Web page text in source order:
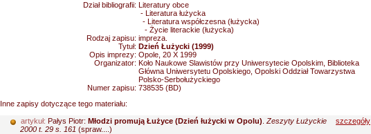
Dział bibliografii: Literatury obce
- Literatura łużycka
- Literatura współczesna (łużycka)
- Życie literackie (łużycka)
Rodzaj zapisu: impreza.
Tytuł: Dzień Łużycki (1999)
Opis imprezy: Opole, 20 X 1999
Organizator: Koło Naukowe Slawistów przy Uniwersytecie Opolskim, Biblioteka
Główna Uniwersytetu Opolskiego, Opolski Oddział Towarzystwa
Polsko-Serbołużyckiego
Numer zapisu: 738535 (BD)
Inne zapisy dotyczące tego materiału:
artykuł: Pałys Piotr: Młodzi promują Łużyce (Dzień łużycki w Opolu) Zeszyty Łużyckie
2000 t. 29 s. 161 (spraw....)
szczegóły